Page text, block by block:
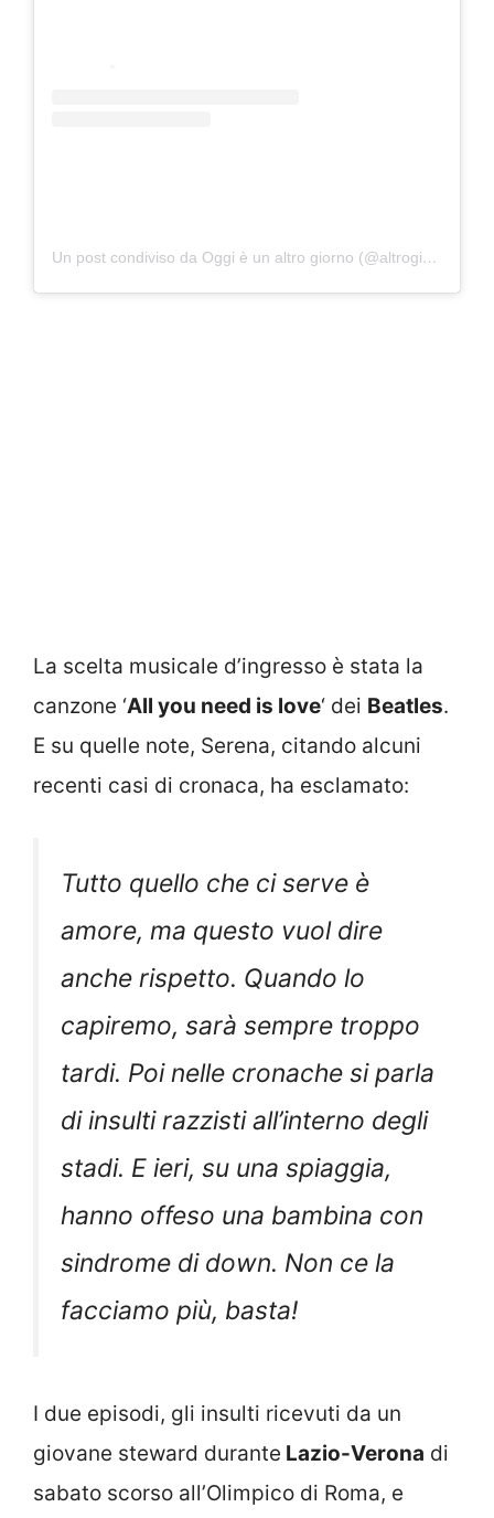
Un post condiviso da Oggi è un altro giorno (@altrogiornorai1)
La scelta musicale d’ingresso è stata la
canzone ‘All you need is love‘ dei Beatles.
E su quelle note, Serena, citando alcuni
recenti casi di cronaca, ha esclamato:
Tutto quello che ci serve è
amore, ma questo vuol dire
anche rispetto. Quando lo
capiremo, sarà sempre troppo
tardi. Poi nelle cronache si parla
di insulti razzisti all’interno degli
stadi. E ieri, su una spiaggia,
hanno offeso una bambina con
sindrome di down. Non ce la
facciamo più, basta!
I due episodi, gli insulti ricevuti da un
giovane steward durante Lazio-Verona di
sabato scorso all’Olimpico di Roma, e